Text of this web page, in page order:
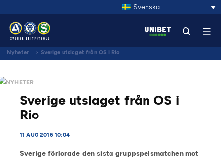
Svenska
Nyheter > Sverige utslaget från OS i Rio
NYHETER
Sverige utslaget från OS i
Rio
11 AUG 2016 10:04
Sverige förlorade den sista gruppspelsmatchen mot